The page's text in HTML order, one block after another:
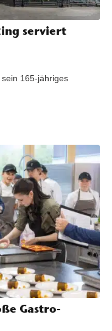
serviert
165-jähriges
Gastro-